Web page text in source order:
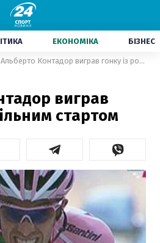
ЕКОНОМІКА БІЗНЕС
Альберто Контадор виграв гонку із роздільним стартом
виграв
стартом